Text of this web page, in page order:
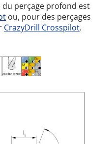
perçage profond est
ou, pour des perçages
CrazyDrill Crosspilot.